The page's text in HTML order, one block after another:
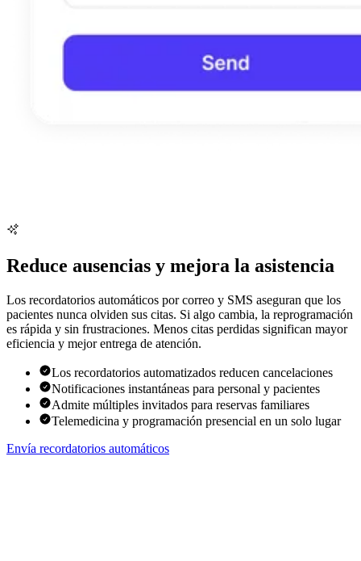
Reduce ausencias y mejora la asistencia
Los recordatorios automáticos por correo y SMS aseguran que los
pacientes nunca olviden sus citas. Si algo cambia, la reprogramación
es rápida y sin frustraciones. Menos citas perdidas significan mayor
eficiencia y mejor entrega de atención.
Los recordatorios automatizados reducen cancelaciones
Notificaciones instantáneas para personal y pacientes
Admite múltiples invitados para reservas familiares
Telemedicina y programación presencial en un solo lugar
Envía recordatorios automáticos